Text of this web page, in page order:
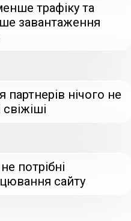
трафіку та
завантаження
партнерів нічого не
потрібні
сайту